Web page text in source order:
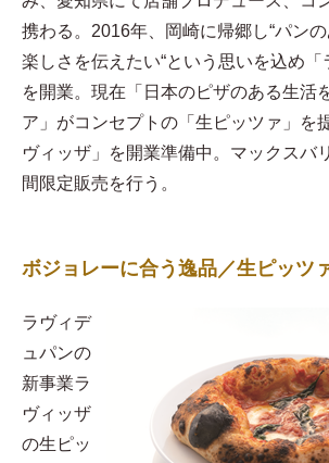
携わる。2016年、岡崎に帰郷し“パンの
楽しさを伝えたい“という思いを込め「
を開業。現在「日本のピザのある生活
ア」がコンセプトの「生ピッツァ」を
ヴィッザ」を開業準備中。マックスバ
間限定販売を行う。
ボジョレーに合う逸品／生ピッツ
ラヴィデ
ュパンの
新事業ラ
ヴィッザ
の生ピッ